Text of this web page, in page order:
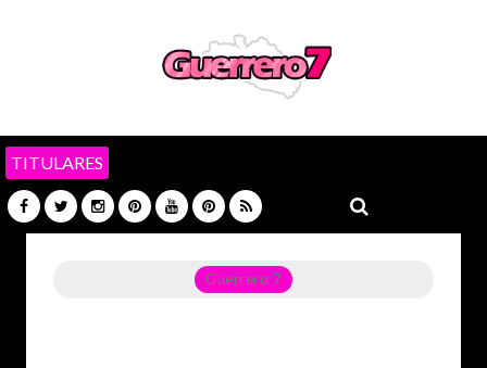
TITULARES
Guerrero 7